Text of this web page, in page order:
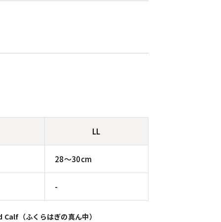
LL
28〜30cm
-
Calf（ふくらはぎの真ん中）